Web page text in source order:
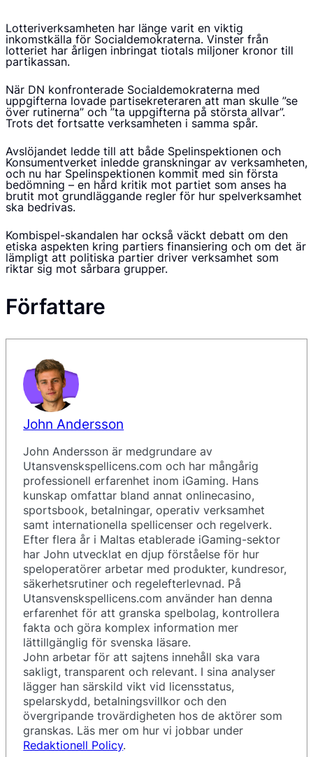
Lotteriverksamheten har länge varit en viktig
inkomstkälla för Socialdemokraterna. Vinster från
lotteriet har årligen inbringat tiotals miljoner kronor till
partikassan.
När DN konfronterade Socialdemokraterna med
uppgifterna lovade partisekreteraren att man skulle ”se
över rutinerna” och ”ta uppgifterna på största allvar”.
Trots det fortsatte verksamheten i samma spår.
Avslöjandet ledde till att både Spelinspektionen och
Konsumentverket inledde granskningar av verksamheten,
och nu har Spelinspektionen kommit med sin första
bedömning – en hård kritik mot partiet som anses ha
brutit mot grundläggande regler för hur spelverksamhet
ska bedrivas.
Kombispel-skandalen har också väckt debatt om den
etiska aspekten kring partiers finansiering och om det är
lämpligt att politiska partier driver verksamhet som
riktar sig mot sårbara grupper.
Författare
John Andersson
John Andersson är medgrundare av
Utansvenskspellicens.com och har mångårig
professionell erfarenhet inom iGaming. Hans
kunskap omfattar bland annat onlinecasino,
sportsbook, betalningar, operativ verksamhet
samt internationella spellicenser och regelverk.
Efter flera år i Maltas etablerade iGaming-sektor
har John utvecklat en djup förståelse för hur
speloperatörer arbetar med produkter, kundresor,
säkerhetsrutiner och regelefterlevnad. På
Utansvenskspellicens.com använder han denna
erfarenhet för att granska spelbolag, kontrollera
fakta och göra komplex information mer
lättillgänglig för svenska läsare.
John arbetar för att sajtens innehåll ska vara
sakligt, transparent och relevant. I sina analyser
lägger han särskild vikt vid licensstatus,
spelarskydd, betalningsvillkor och den
övergripande trovärdigheten hos de aktörer som
granskas. Läs mer om hur vi jobbar under
Redaktionell Policy.